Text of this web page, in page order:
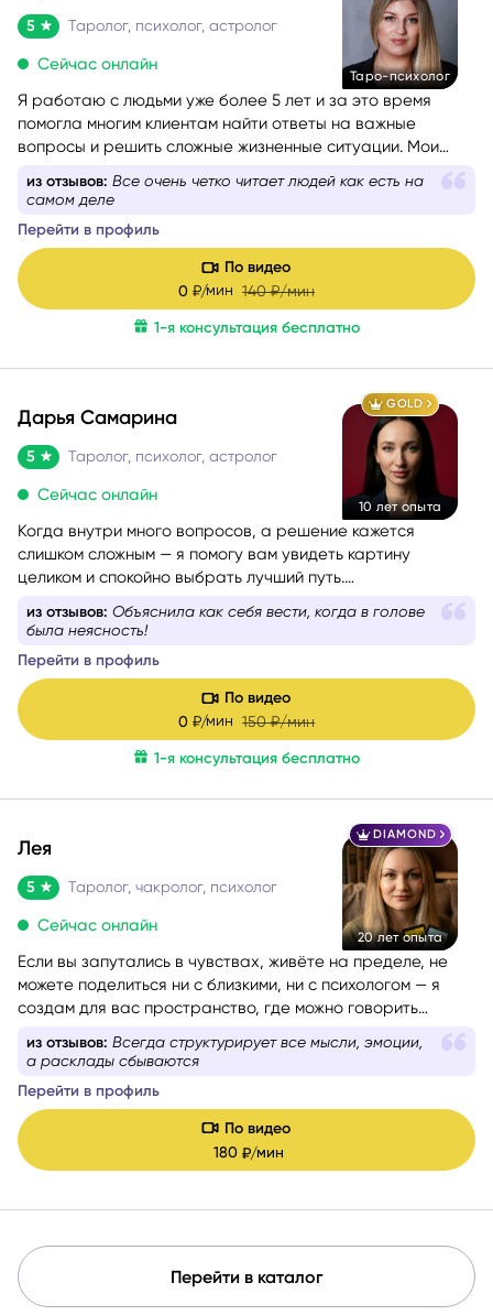
Таро-психолог
5 Таролог, психолог, астролог
Сейчас онлайн
Я работаю с людьми уже более 5 лет и за это время
помогла многим клиентам найти ответы на важные
вопросы и решить сложные жизненные ситуации. Мои
любимые сферы работы — это отношения, саморазвитие
и предназначение. Я верю, что каждый человек имеет
цель — помочь вам раскрыть свой потенциал и достичь
гармонии в жизни.
из отзывов: Все очень четко читает людей как есть на
самом деле
Перейти в профиль
По видео
0 ₽/мин140 ₽/мин
1-я консультация бесплатно
GOLD
10 лет опыта
Дарья Самарина
5 Таролог, психолог, астролог
Сейчас онлайн
Когда внутри много вопросов, а решение кажется
слишком сложным — я помогу вам увидеть картину
целиком и спокойно выбрать лучший путь.
помогая людям проходить сложные этапы жизни
из отзывов: Объяснила как себя вести, когда в голове
была неясность!
Перейти в профиль
По видео
0 ₽/мин150 ₽/мин
1-я консультация бесплатно
DIAMOND
20 лет опыта
Лея
5 Таролог, чакролог, психолог
Сейчас онлайн
Если вы запутались в чувствах, живёте на пределе, не
можете поделиться ни с близкими, ни с психологом — я
создам для вас пространство, где можно говорить
Вместе мы разберём вашу ситуацию по частям,
уйдёте с ощущением ясности, внутренней поддержки и
конкретными ориентирами.
из отзывов: Всегда структурирует все мысли, эмоции,
а расклады сбываются
Перейти в профиль
По видео
180 ₽/мин
Перейти в каталог